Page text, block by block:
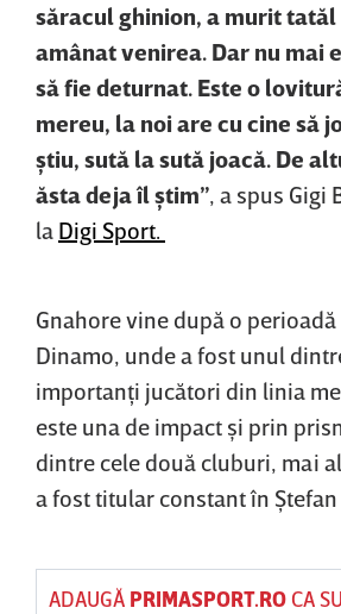
săracul ghinion, a murit tatăl
amânat venirea. Dar nu mai
să fie deturnat. Este o
mereu, la noi are cu cine să
ştiu, sută la sută joacă. De
ăsta deja îl ştim”, a spus Gigi
la Digi Sport.
Gnahore vine după o
Dinamo, unde a fost unul
importanţi jucători din linia
este una de impact şi prin
dintre cele două cluburi, mai
a fost titular constant în Ştefan
ADAUGĂ PRIMASPORT.ROCA